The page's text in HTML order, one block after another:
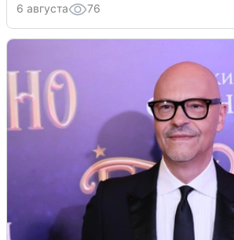
6 августа 76